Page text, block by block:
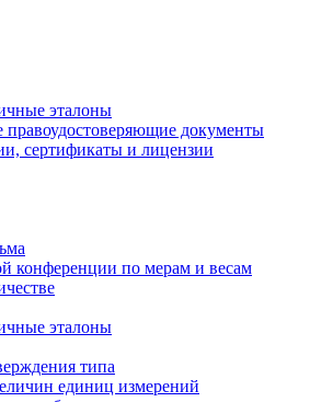
эталоны
документы
сертификаты и лицензии
конференции по мерам и весам
эталоны
типа
единиц измерений